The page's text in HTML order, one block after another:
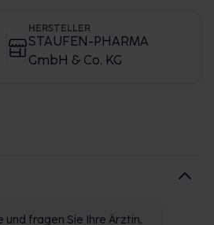
HERSTELLER
STAUFEN-PHARMA
GmbH & Co. KG
und fragen Sie Ihre Ärztin,